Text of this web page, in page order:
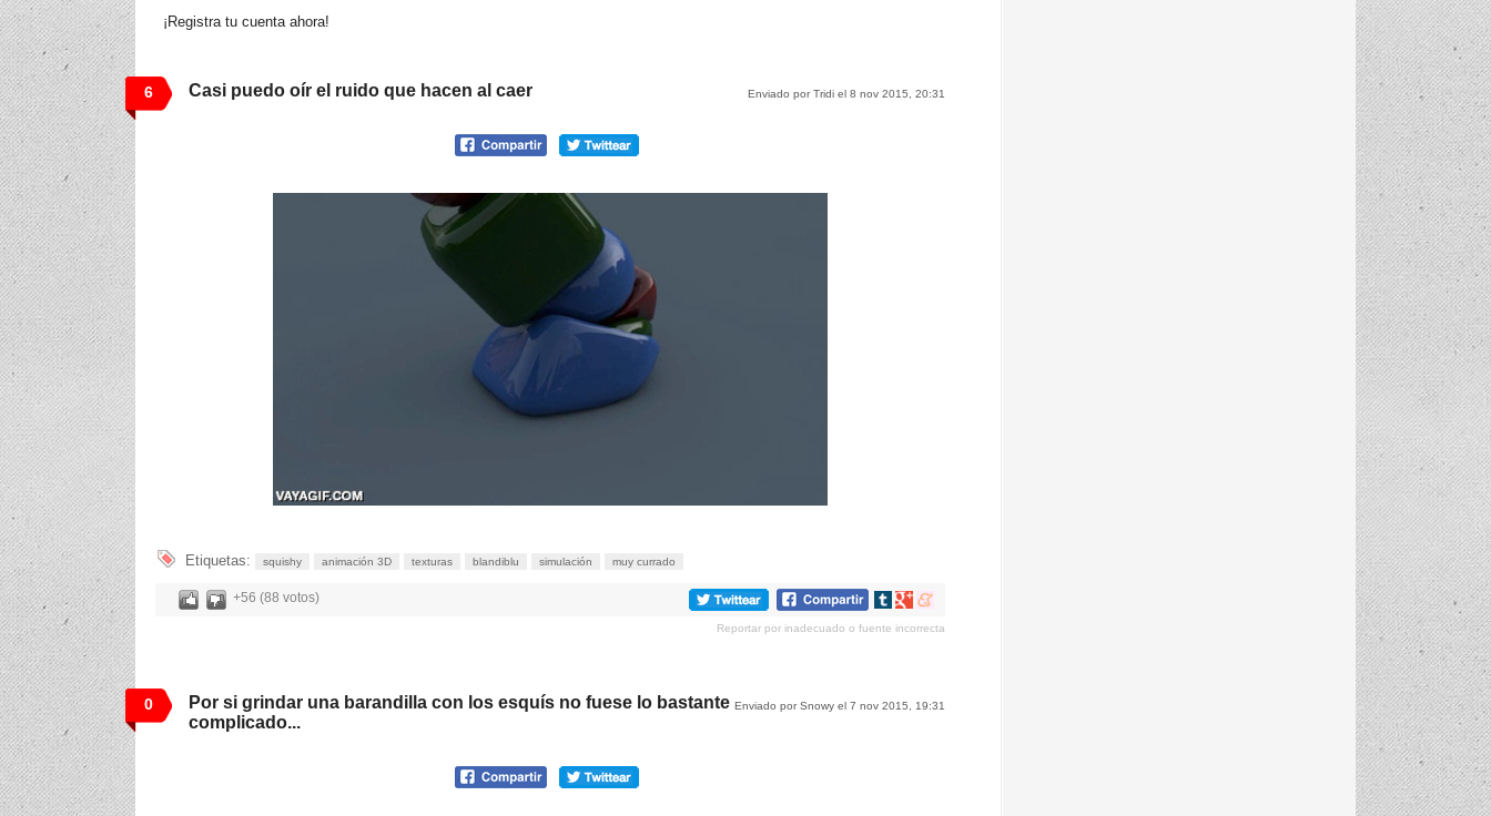
¡Registra tu cuenta ahora!
6 Enviado por Tridi el 8 nov 2015, 20:31
Casi puedo oír el ruido que hacen al caer
Etiquetas: squishy animación 3D texturas blandiblu simulación muy currado
+56 (88 votos)
Compartir
tumblr
Compartir
Google+
Compartir
meneame
Reportar por inadecuado o fuente incorrecta
0 Enviado por Snowy el 7 nov 2015, 19:31
Por si grindar una barandilla con los esquís no fuese lo bastante
complicado...